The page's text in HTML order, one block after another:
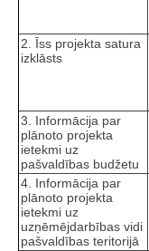
2. Īss projekta satura
izklāsts
3. Informācija par
plānoto projekta
ietekmi uz
pašvaldības budžetu
4. Informācija par
plānoto projekta
ietekmi uz
uzņēmējdarbības vidi
pašvaldības teritorijā